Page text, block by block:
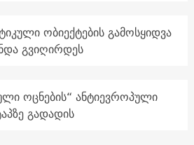
ობიექტების გამოსყიდვა
გვიღირდეს
ოცნების“ ანტიევროპული
გადადის